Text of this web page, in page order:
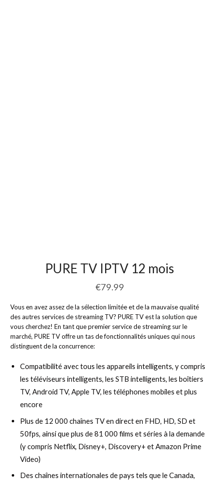
PURE TV IPTV 12 mois
€79.99
Vous en avez assez de la sélection limitée et de la mauvaise qualité
des autres services de streaming TV? PURE TV est la solution que
vous cherchez! En tant que premier service de streaming sur le
marché, PURE TV offre un tas de fonctionnalités uniques qui nous
distinguent de la concurrence:
Compatibilité avec tous les appareils intelligents, y compris
les téléviseurs intelligents, les STB intelligents, les boîtiers
TV, Android TV, Apple TV, les téléphones mobiles et plus
encore
Plus de 12 000 chaînes TV en direct en FHD, HD, SD et
50fps, ainsi que plus de 81 000 films et séries à la demande
(y compris Netflix, Disney+, Discovery+ et Amazon Prime
Video)
Des chaînes internationales de pays tels que le Canada,